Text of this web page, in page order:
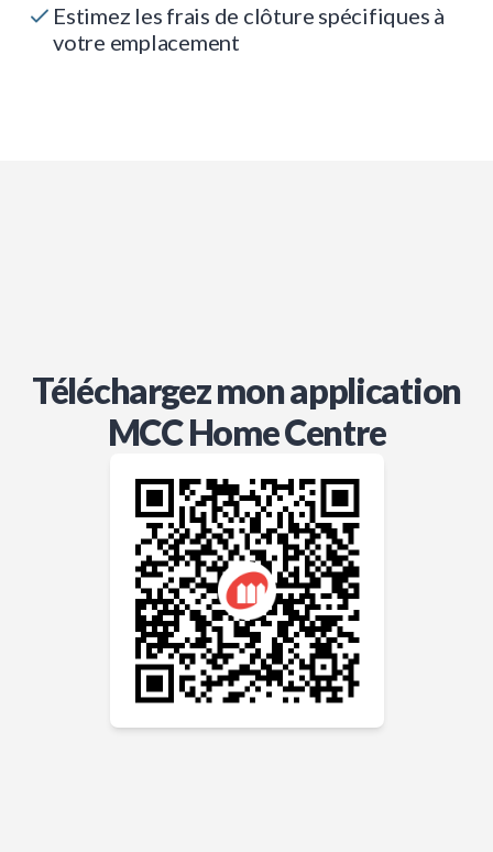
Estimez les frais de clôture spécifiques à
votre emplacement
Téléchargez mon application
MCC Home Centre